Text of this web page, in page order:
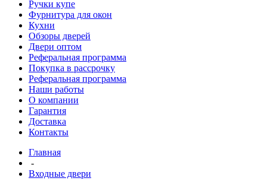
Ручки купе
Фурнитура для окон
Кухни
Обзоры дверей
Двери оптом
Реферальная программа
Покупка в рассрочку
Реферальная программа
Наши работы
О компании
Гарантия
Доставка
Контакты
Главная
-
Входные двери